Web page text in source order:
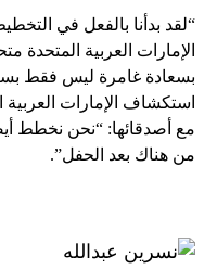
“لقد بدأنا بالفعل في
الإمارات العربية المتحدة
بسعادة غامرة ليس فقط
استكشاف الإمارات العربية
مع أصدقائها: “نحن نخطط
من هناك بعد الحفل”.